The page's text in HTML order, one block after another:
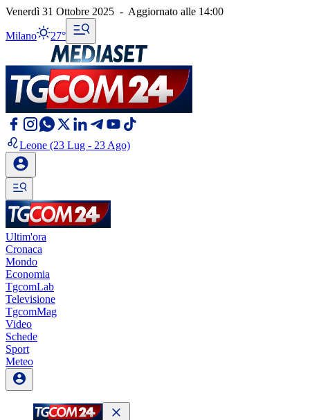
Venerdì 31 Ottobre 2025 - Aggiornato alle 14:00
Milano 27°
Leone (23 Lug - 23 Ago)
Ultim'ora
Cronaca
Mondo
Economia
TgcomLab
Televisione
TgcomMag
Video
Schede
Sport
Meteo